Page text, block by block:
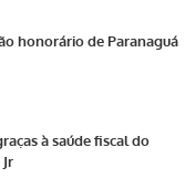
honorário de Paranaguá
à saúde fiscal do